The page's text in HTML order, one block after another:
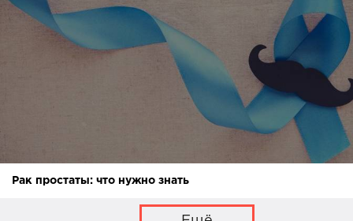
Рак простаты: что нужно знать